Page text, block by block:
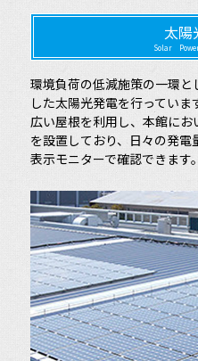
新材料・リニューアル技術グルー
ブルー・グリーンインフラ技術グ
水圏技術グループ
建築技術グループ
環境分野
省エネ設備
エントランス
その他の施設
構外実験施設
発表論文・報文一覧
技術・工法・船舶動画集
東亜発祥の地
地域に根ざして
太陽
Solar
環境負荷の低減施策の一環
した太陽光発電を行っていま
広い屋根を利用し、本館に
を設置しており、日々の発
表示モニターで確認できます。